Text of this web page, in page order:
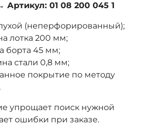
01 08 200 045 1
(неперфорированный);
лотка 200 мм;
борта 45 мм;
стали 0,8 мм;
покрытие по методу
упрощает поиск нужной
ошибки при заказе.